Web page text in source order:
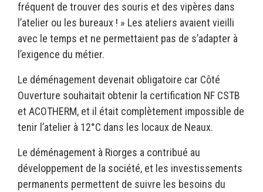
fréquent de trouver des souris et des vipères dans
l’atelier ou les bureaux ! » Les ateliers avaient vieilli
avec le temps et ne permettaient pas de s’adapter à
l’exigence du métier.
Le déménagement devenait obligatoire car Côté
Ouverture souhaitait obtenir la certification NF CSTB
et ACOTHERM, et il était complètement impossible de
tenir l’atelier à 12°C dans les locaux de Neaux.
Le déménagement à Riorges a contribué au
développement de la société, et les investissements
permanents permettent de suivre les besoins du